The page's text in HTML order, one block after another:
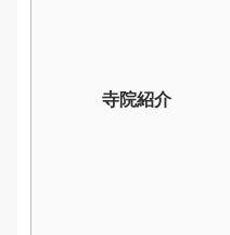
寺院紹介